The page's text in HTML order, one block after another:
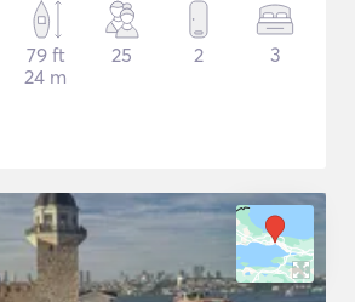
79 ft
24 m
25 2 3